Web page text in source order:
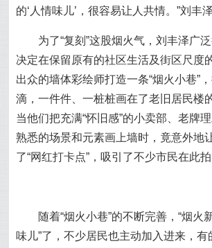
的‘人情味儿’，很容易让人共情。”刘丰
为了“复刻”这股烟火气，刘丰泽广
决定在保留原有的社区生活及街区尺度
出众的墙体彩绘师打造一条“烟火小巷”
滴，一件件、一桩桩画在了老旧居民楼
当他们把充满“怀旧感”的小卖部、老牌
熟悉的场景和元素画上墙时，竟意外地
了“网红打卡点”，吸引了不少市民在此拍
随着“烟火小巷”的不断完善，“烟火
味儿”了，不少居民也主动加入进来，有